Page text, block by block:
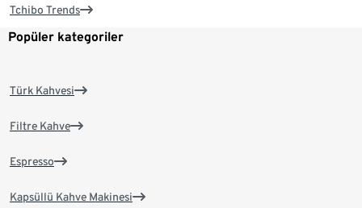
Tchibo Trends
Popüler kategoriler
Türk Kahvesi
Filtre Kahve
Espresso
Kapsüllü Kahve Makinesi